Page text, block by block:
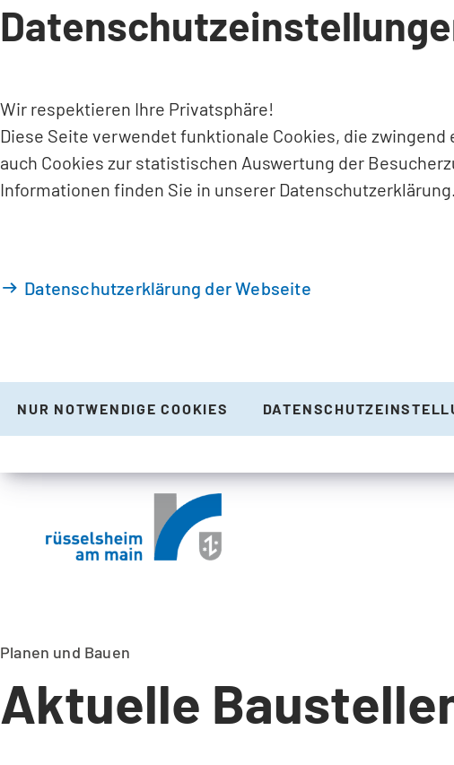
INHALT ANSPRINGEN
Wir respektieren Ihre Privatsphäre!
Diese Seite verwendet funktionale Cookies, die
auch Cookies zur statistischen Auswertung der
Informationen finden Sie in unserer Datenschutzerklärung.
Datenschutzerklärung der Webseite
NUR NOTWENDIGE COOKIES
Planen und Bauen
Aktuelle